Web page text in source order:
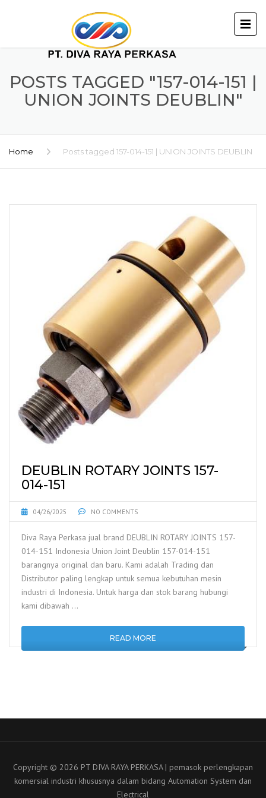
POSTS TAGGED "157-014-151 |
UNION JOINTS DEUBLIN"
Home Posts tagged 157-014-151 | UNION JOINTS DEUBLIN
DEUBLIN ROTARY JOINTS 157-
014-151
04/26/2025 NO COMMENTS
Diva Raya Perkasa jual brand DEUBLIN ROTARY JOINTS 157-
014-151 Indonesia Union Joint Deublin 157-014-151
barangnya original dan baru. Kami adalah Trading dan
Distributor paling lengkap untuk semua kebutuhan mesin
industri di Indonesia. Untuk harga dan stok barang hubungi
kami dibawah …
READ MORE
Copyright © 2026 PT DIVA RAYA PERKASA | pemasok perlengkapan
komersial industri khususnya dalam bidang Automation System dan
Electrical